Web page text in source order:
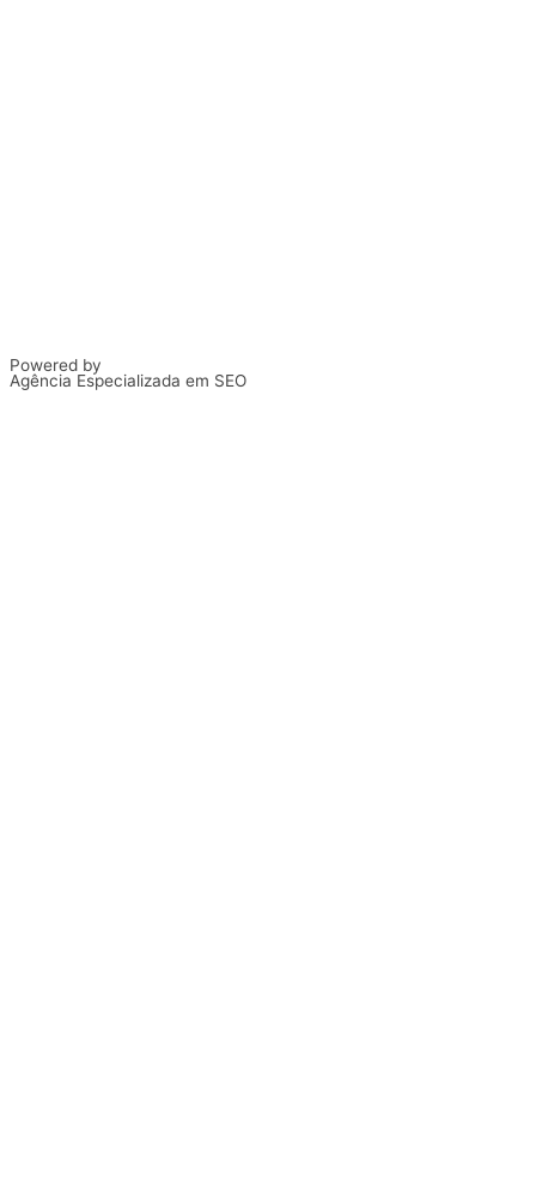
Powered by
Agência Especializada em SEO